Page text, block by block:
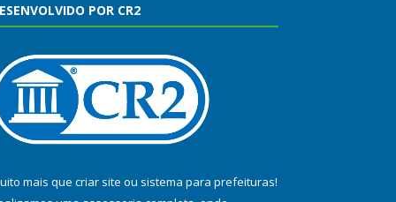
POR CR2
mais que criar site ou sistema para prefeituras!